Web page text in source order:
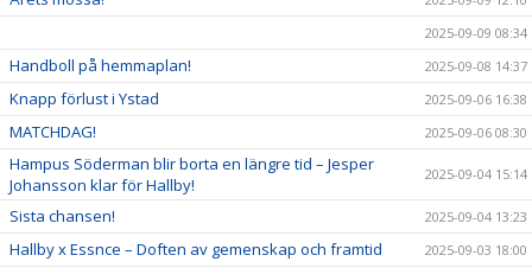
2025-09-09 08:34
Handboll på hemmaplan! 2025-09-08 14:37
Knapp förlust i Ystad 2025-09-06 16:38
MATCHDAG! 2025-09-06 08:30
Hampus Söderman blir borta en längre tid – Jesper
Johansson klar för Hallby!
2025-09-04 15:14
Sista chansen! 2025-09-04 13:23
Hallby x Essnce – Doften av gemenskap och framtid 2025-09-03 18:00